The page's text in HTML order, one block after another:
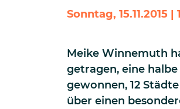
Sonntag, 15.11.2015 |
Meike Winnemuth
getragen, eine
gewonnen, 12
über einen